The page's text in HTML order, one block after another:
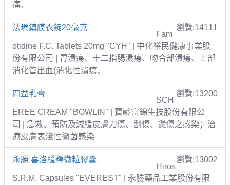
痛、
法瑪鎮膜衣錠20毫克 瀏覽:14111
Fam
otidine F.C. Tablets 20mg "CYH" | 中化裕民健康事業股
份有限公司 | 胃潰瘍、十二指腸潰瘍、吻合部潰瘍、上部
消化管出血(消化性潰瘍、
四益乳膏 瀏覽:13200
SCH
EREE CREAM "BOWLIN" | 寶齡富錦生技股份有限公
司 | 急救、預防及減緩皮膚刀傷、刮傷、燙傷之感染；治
療皮膚表淺性黴菌感染
永勝 喜洛緩釋微粒膠囊 瀏覽:13002
Hiros
S.R.M. Capsules "EVEREST" | 永勝藥品工業股份有限